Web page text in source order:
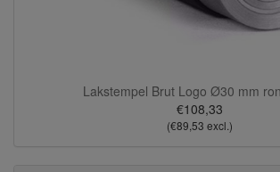
Lakstempel Brut Logo Ø30 mm
€108,33
(€89,53 excl.)